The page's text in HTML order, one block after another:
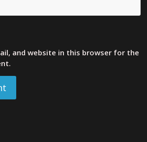
and website in this browser for the